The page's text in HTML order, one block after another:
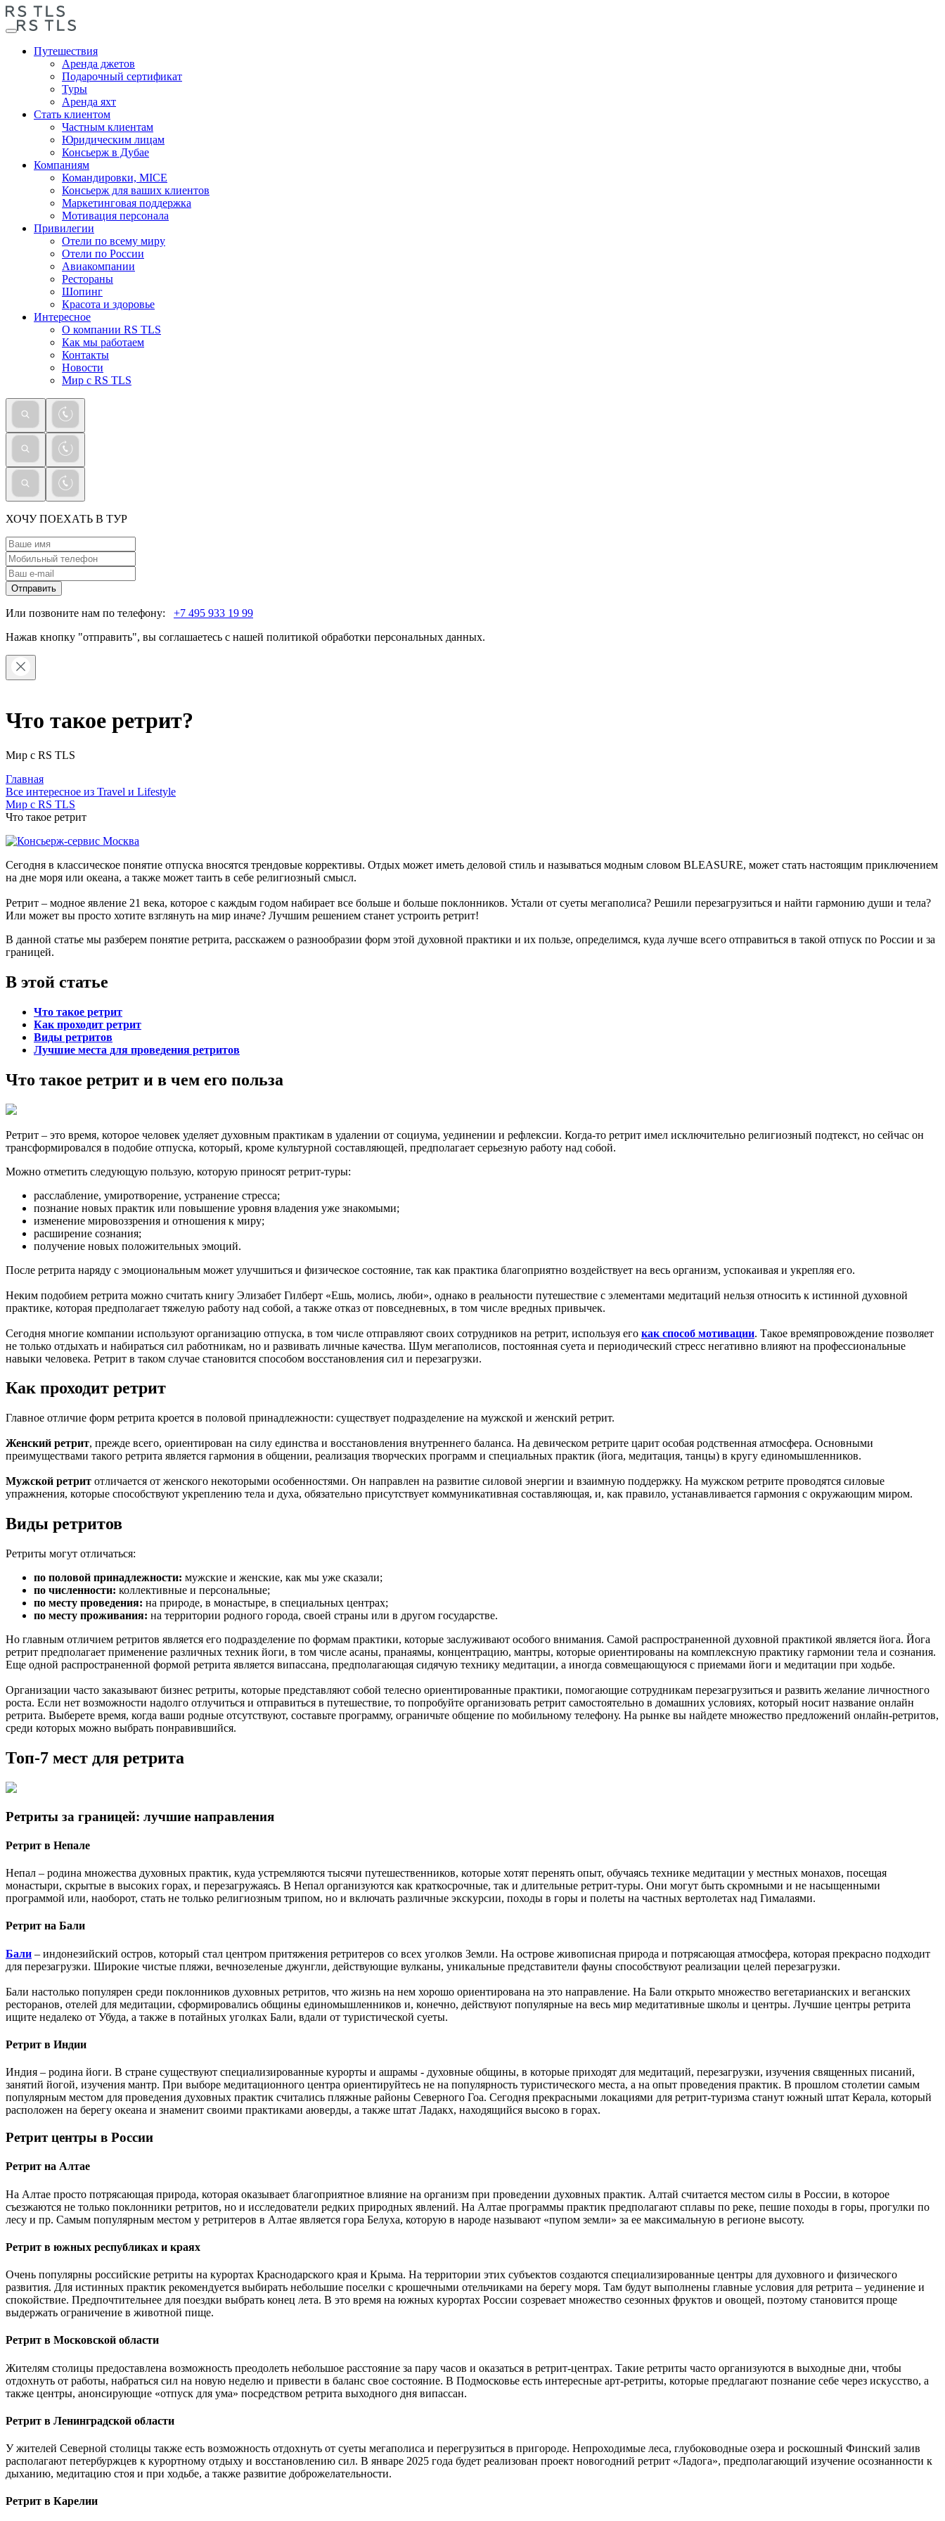
Путешествия
Аренда джетов
Подарочный сертификат
Туры
Аренда яхт
Стать клиентом
Частным клиентам
Юридическим лицам
Консьерж в Дубае
Компаниям
Командировки, MICE
Консьерж для ваших клиентов
Маркетинговая поддержка
Мотивация персонала
Привилегии
Отели по всему миру
Отели по России
Авиакомпании
Рестораны
Шопинг
Красота и здоровье
Интересное
О компании RS TLS
Как мы работаем
Контакты
Новости
Мир с RS TLS
ХОЧУ ПОЕХАТЬ В ТУР
Отправить
Или позвоните нам по телефону: +7 495 933 19 99
Нажав кнопку "отправить", вы соглашаетесь с нашей политикой обработки персональных данных.
Что такое ретрит?
Мир с RS TLS
Главная
Все интересное из Travel и Lifestyle
Мир с RS TLS
Что такое ретрит
Сегодня в классическое понятие отпуска вносятся трендовые коррективы. Отдых может иметь деловой стиль и называться модным словом BLEASURE, может стать настоящим приключением
на дне моря или океана, а также может таить в себе религиозный смысл.
Ретрит – модное явление 21 века, которое с каждым годом набирает все больше и больше поклонников. Устали от суеты мегаполиса? Решили перезагрузиться и найти гармонию души и тела?
Или может вы просто хотите взглянуть на мир иначе? Лучшим решением станет устроить ретрит!
В данной статье мы разберем понятие ретрита, расскажем о разнообразии форм этой духовной практики и их пользе, определимся, куда лучше всего отправиться в такой отпуск по России и за
границей.
В этой статье
Что такое ретрит
Как проходит ретрит
Виды ретритов
Лучшие места для проведения ретритов
Что такое ретрит и в чем его польза
Ретрит – это время, которое человек уделяет духовным практикам в удалении от социума, уединении и рефлексии. Когда-то ретрит имел исключительно религиозный подтекст, но сейчас он
трансформировался в подобие отпуска, который, кроме культурной составляющей, предполагает серьезную работу над собой.
Можно отметить следующую пользую, которую приносят ретрит-туры:
расслабление, умиротворение, устранение стресса;
познание новых практик или повышение уровня владения уже знакомыми;
изменение мировоззрения и отношения к миру;
расширение сознания;
получение новых положительных эмоций.
После ретрита наряду с эмоциональным может улучшиться и физическое состояние, так как практика благоприятно воздействует на весь организм, успокаивая и укрепляя его.
Неким подобием ретрита можно считать книгу Элизабет Гилберт «Ешь, молись, люби», однако в реальности путешествие с элементами медитаций нельзя относить к истинной духовной
практике, которая предполагает тяжелую работу над собой, а также отказ от повседневных, в том числе вредных привычек.
Сегодня многие компании используют организацию отпуска, в том числе отправляют своих сотрудников на ретрит, используя его как способ мотивации. Такое времяпровождение позволяет
не только отдыхать и набираться сил работникам, но и развивать личные качества. Шум мегаполисов, постоянная суета и периодический стресс негативно влияют на профессиональные
навыки человека. Ретрит в таком случае становится способом восстановления сил и перезагрузки.
Как проходит ретрит
Главное отличие форм ретрита кроется в половой принадлежности: существует подразделение на мужской и женский ретрит.
Женский ретрит, прежде всего, ориентирован на силу единства и восстановления внутреннего баланса. На девическом ретрите царит особая родственная атмосфера. Основными
преимуществами такого ретрита является гармония в общении, реализация творческих программ и специальных практик (йога, медитация, танцы) в кругу единомышленников.
Мужской ретрит отличается от женского некоторыми особенностями. Он направлен на развитие силовой энергии и взаимную поддержку. На мужском ретрите проводятся силовые
упражнения, которые способствуют укреплению тела и духа, обязательно присутствует коммуникативная составляющая, и, как правило, устанавливается гармония с окружающим миром.
Виды ретритов
Ретриты могут отличаться:
по половой принадлежности: мужские и женские, как мы уже сказали;
по численности: коллективные и персональные;
по месту проведения: на природе, в монастыре, в специальных центрах;
по месту проживания: на территории родного города, своей страны или в другом государстве.
Но главным отличием ретритов является его подразделение по формам практики, которые заслуживают особого внимания. Самой распространенной духовной практикой является йога. Йога
ретрит предполагает применение различных техник йоги, в том числе асаны, пранаямы, концентрацию, мантры, которые ориентированы на комплексную практику гармонии тела и сознания.
Еще одной распространенной формой ретрита является випассана, предполагающая сидячую технику медитации, а иногда совмещающуюся с приемами йоги и медитации при ходьбе.
Организации часто заказывают бизнес ретриты, которые представляют собой телесно ориентированные практики, помогающие сотрудникам перезагрузиться и развить желание личностного
роста. Если нет возможности надолго отлучиться и отправиться в путешествие, то попробуйте организовать ретрит самостоятельно в домашних условиях, который носит название онлайн
ретрита. Выберете время, когда ваши родные отсутствуют, составьте программу, ограничьте общение по мобильному телефону. На рынке вы найдете множество предложений онлайн-ретритов,
среди которых можно выбрать понравившийся.
Топ-7 мест для ретрита
Ретриты за границей: лучшие направления
Ретрит в Непале
Непал – родина множества духовных практик, куда устремляются тысячи путешественников, которые хотят перенять опыт, обучаясь технике медитации у местных монахов, посещая
монастыри, скрытые в высоких горах, и перезагружаясь. В Непал организуются как краткосрочные, так и длительные ретрит-туры. Они могут быть скромными и не насыщенными
программой или, наоборот, стать не только религиозным трипом, но и включать различные экскурсии, походы в горы и полеты на частных вертолетах над Гималаями.
Ретрит на Бали
Бали – индонезийский остров, который стал центром притяжения ретритеров со всех уголков Земли. На острове живописная природа и потрясающая атмосфера, которая прекрасно подходит
для перезагрузки. Широкие чистые пляжи, вечнозеленые джунгли, действующие вулканы, уникальные представители фауны способствуют реализации целей перезагрузки.
Бали настолько популярен среди поклонников духовных ретритов, что жизнь на нем хорошо ориентирована на это направление. На Бали открыто множество вегетарианских и веганских
ресторанов, отелей для медитации, сформировались общины единомышленников и, конечно, действуют популярные на весь мир медитативные школы и центры. Лучшие центры ретрита
ищите недалеко от Убуда, а также в потайных уголках Бали, вдали от туристической суеты.
Ретрит в Индии
Индия – родина йоги. В стране существуют специализированные курорты и ашрамы - духовные общины, в которые приходят для медитаций, перезагрузки, изучения священных писаний,
занятий йогой, изучения мантр. При выборе медитационного центра ориентируйтесь не на популярность туристического места, а на опыт проведения практик. В прошлом столетии самым
популярным местом для проведения духовных практик считались пляжные районы Северного Гоа. Сегодня прекрасными локациями для ретрит-туризма станут южный штат Керала, который
расположен на берегу океана и знаменит своими практиками аюверды, а также штат Ладакх, находящийся высоко в горах.
Ретрит центры в России
Ретрит на Алтае
На Алтае просто потрясающая природа, которая оказывает благоприятное влияние на организм при проведении духовных практик. Алтай считается местом силы в России, в которое
съезжаются не только поклонники ретритов, но и исследователи редких природных явлений. На Алтае программы практик предполагают сплавы по реке, пешие походы в горы, прогулки по
лесу и пр. Самым популярным местом у ретритеров в Алтае является гора Белуха, которую в народе называют «пупом земли» за ее максимальную в регионе высоту.
Ретрит в южных республиках и краях
Очень популярны российские ретриты на курортах Краснодарского края и Крыма. На территории этих субъектов создаются специализированные центры для духовного и физического
развития. Для истинных практик рекомендуется выбирать небольшие поселки с крошечными отельчиками на берегу моря. Там будут выполнены главные условия для ретрита – уединение и
спокойствие. Предпочтительнее для поездки выбрать конец лета. В это время на южных курортах России созревает множество сезонных фруктов и овощей, поэтому становится проще
выдержать ограничение в животной пище.
Ретрит в Московской области
Жителям столицы предоставлена возможность преодолеть небольшое расстояние за пару часов и оказаться в ретрит-центрах. Такие ретриты часто организуются в выходные дни, чтобы
отдохнуть от работы, набраться сил на новую неделю и привести в баланс свое состояние. В Подмосковье есть интересные арт-ретриты, которые предлагают познание себе через искусство, а
также центры, анонсирующие «отпуск для ума» посредством ретрита выходного дня випассан.
Ретрит в Ленинградской области
У жителей Северной столицы также есть возможность отдохнуть от суеты мегаполиса и перегрузиться в пригороде. Непроходимые леса, глубоководные озера и роскошный Финский залив
располагают петербуржцев к курортному отдыху и восстановлению сил. В январе 2025 года будет реализован проект новогодний ретрит «Ладога», предполагающий изучение осознанности к
дыханию, медитацию стоя и при ходьбе, а также развитие доброжелательности.
Ретрит в Карелии